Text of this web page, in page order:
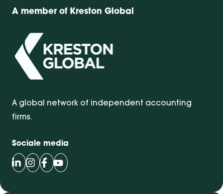
A member of Kreston Global
A global network of independent accounting
firms.
Sociale media
Volg Bentacera op LinkedIn
Volg Bentacera op Instagram
Volg Bentacera op Facebook
Volg Bentacera op Youtube